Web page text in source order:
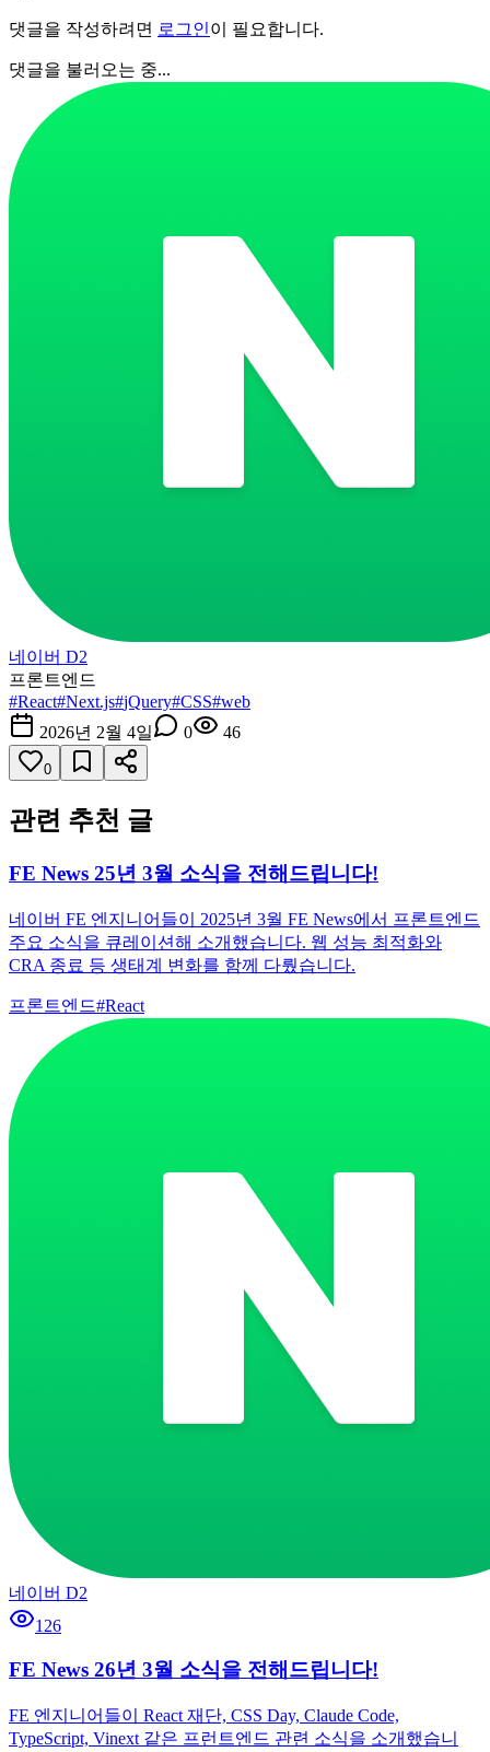
댓글을 작성하려면 로그인이 필요합니다.
댓글을 불러오는 중...
네이버 D2
프론트엔드
#React#Next.js#jQuery#CSS#web
2026년 2월 4일
0 46
0
관련 추천 글
FE News 25년 3월 소식을 전해드립니다!
네이버 FE 엔지니어들이 2025년 3월 FE News에서 프론트엔드
주요 소식을 큐레이션해 소개했습니다. 웹 성능 최적화와
CRA 종료 등 생태계 변화를 함께 다뤘습니다.
프론트엔드#React
네이버 D2
126
FE News 26년 3월 소식을 전해드립니다!
FE 엔지니어들이 React 재단, CSS Day, Claude Code,
TypeScript, Vinext 같은 프런트엔드 관련 소식을 소개했습니